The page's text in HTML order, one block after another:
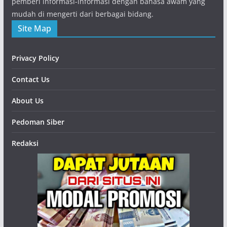
mudah di mengerti dari berbagai bidang.
Site Map
Privacy Policy
Contact Us
About Us
Pedoman Siber
Redaksi